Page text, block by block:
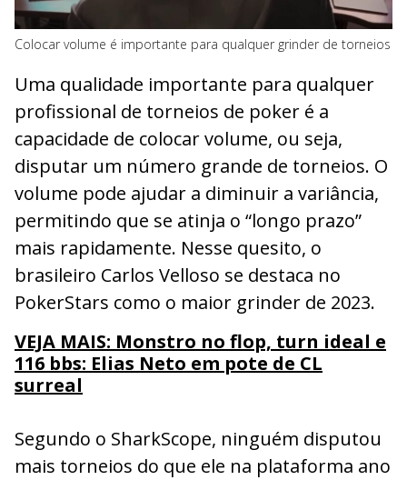
Colocar volume é importante para qualquer grinder de torneios
Uma qualidade importante para qualquer
profissional de torneios de poker é a
capacidade de colocar volume, ou seja,
disputar um número grande de torneios. O
volume pode ajudar a diminuir a variância,
permitindo que se atinja o “longo prazo”
mais rapidamente. Nesse quesito, o
brasileiro Carlos Velloso se destaca no
PokerStars como o maior grinder de 2023.
VEJA MAIS: Monstro no flop, turn ideal e
116 bbs: Elias Neto em pote de CL
surreal
Segundo o SharkScope, ninguém disputou
mais torneios do que ele na plataforma ano